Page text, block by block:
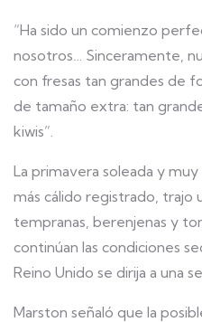
“Ha sido un comienzo
nosotros… Sinceramente,
con fresas tan grandes de
de tamaño extra: tan
kiwis”.
La primavera soleada y
más cálido registrado, trajo
tempranas, berenjenas y
continúan las condiciones
Reino Unido se dirija a una
Marston señaló que la